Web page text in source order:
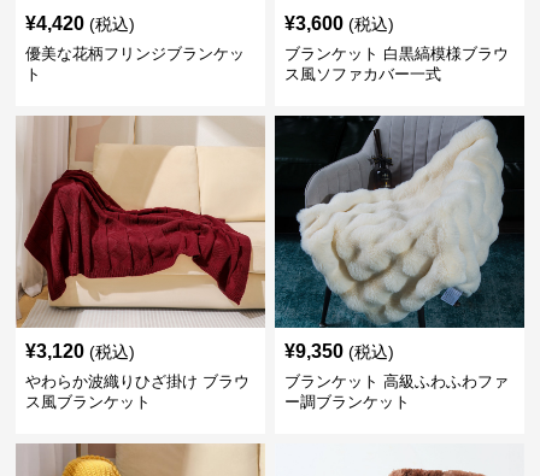
¥4,420 (税込)
優美な花柄フリンジブランケッ
ト
¥3,600 (税込)
ブランケット 白黒縞模様ブラウ
ス風ソファカバー一式
¥3,120 (税込)
やわらか波織りひざ掛け ブラウ
ス風ブランケット
¥9,350 (税込)
ブランケット 高級ふわふわファ
ー調ブランケット